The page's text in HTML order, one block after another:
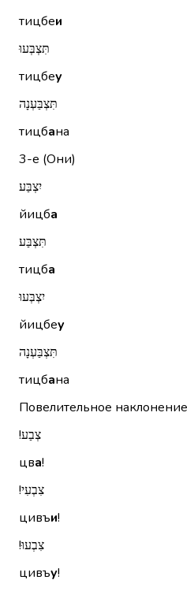
тицбеи
תִּצְבְּעוּ
тицбеу
תִּצְבַּעְנָה
тицбана
3-е (Они)
יִצְבַּע
йицба
תִּצְבַּע
тицба
יִצְבְּעוּ
йицбеу
תִּצְבַּעְנָה
тицбана
Повелительное наклонение
צְבַע!‏
цва!
צִבְעִי!‏
цивъи!
צִבְעוּ!‏
цивъу!